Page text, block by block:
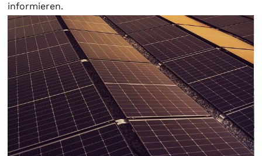
informieren.